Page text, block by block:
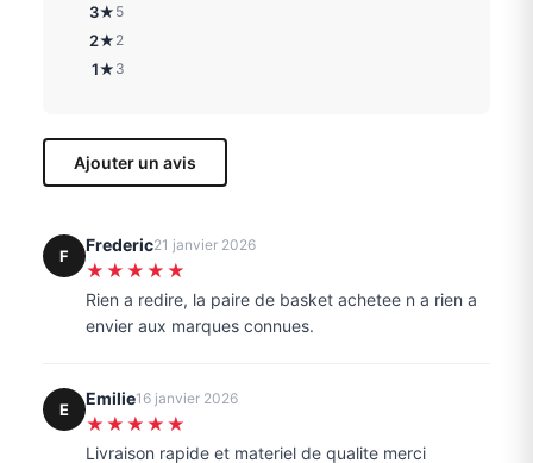
3★ 5
2★ 2
1★ 3
Ajouter un avis
F
Frederic21 janvier 2026
★★★★★
Rien a redire, la paire de basket achetee n a rien a
envier aux marques connues.
E
Emilie16 janvier 2026
★★★★★
Livraison rapide et materiel de qualite merci